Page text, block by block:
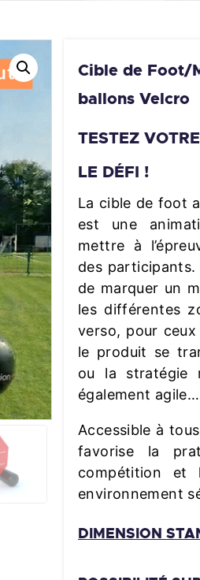
Cible de Foot/
ballons Velcro
TESTEZ
LE DÉFI !
La cible de foot
est une
mettre à
des
de marquer un
les différentes
verso, pour ceux
le produit se
ou la
également agile…
Accessible à
favorise la
compétition
environnement
DIMENSION